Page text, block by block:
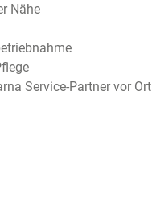
Nähe
Service-Partner vor Ort